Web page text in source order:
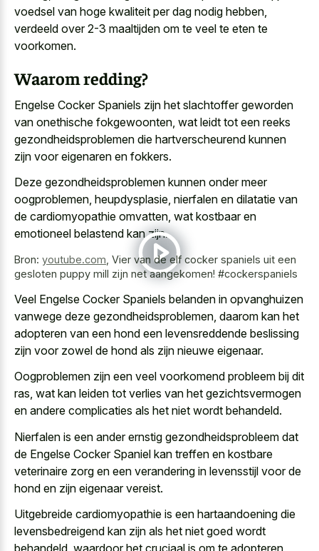
voedsel van hoge kwaliteit per dag nodig hebben,
verdeeld over 2-3 maaltijden om te veel te eten te
voorkomen.
Waarom redding?
Engelse Cocker Spaniels zijn het slachtoffer geworden
van onethische fokgewoonten , wat leidt tot een reeks
gezondheidsproblemen die hartverscheurend kunnen
zijn voor eigenaren en fokkers.
Deze gezondheidsproblemen kunnen onder meer
oogproblemen, heupdysplasie, nierfalen en dilatatie van
de cardiomyopathie omvatten, wat kostbaar en
emotioneel belastend kan zijn.
Bron: youtube.com Vier van de elf cocker spaniels uit een
gesloten puppy mill zijn net aangekomen! #cockerspaniels
Veel Engelse Cocker Spaniels belanden in opvanghuizen
vanwege deze gezondheidsproblemen, daarom kan het
adopteren van een hond een levensreddende beslissing
zijn voor zowel de hond als zijn nieuwe eigenaar.
Oogproblemen zijn een veel voorkomend probleem bij dit
ras, wat kan leiden tot verlies van het gezichtsvermogen
en andere complicaties als het niet wordt behandeld.
Nierfalen is een ander ernstig gezondheidsprobleem dat
de Engelse Cocker Spaniel kan treffen en kostbare
veterinaire zorg en een verandering in levensstijl voor de
hond en zijn eigenaar vereist.
Uitgebreide cardiomyopathie is een hartaandoening die
levensbedreigend kan zijn als het niet goed wordt